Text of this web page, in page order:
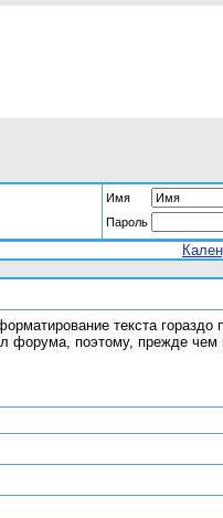
Имя
Пароль
текста
форума, поэтому, прежде чем